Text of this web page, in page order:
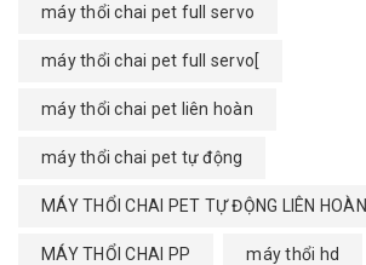
máy thổi chai pet full servo
máy thổi chai pet full servo[
máy thổi chai pet liên hoàn
máy thổi chai pet tự động
MÁY THỔI CHAI PET TỰ ĐỘNG LIÊN HOÀN
MÁY THỔI CHAI PP máy thổi hd